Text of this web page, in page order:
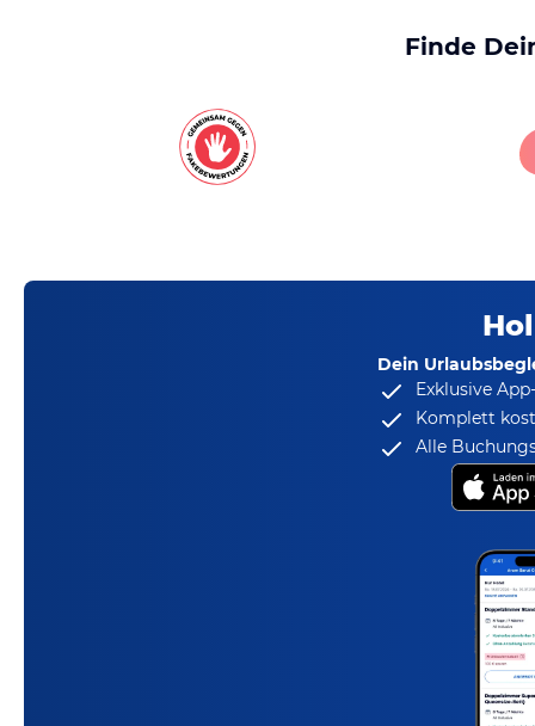
Finde
Dein
Exklusive
Komplett
Alle